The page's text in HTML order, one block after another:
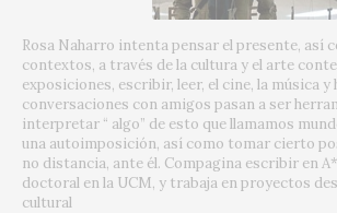
Rosa Naharro intenta pensar el presente, así
contextos, a través de la cultura y el arte
exposiciones, escribir, leer, el cine, la música y
conversaciones con amigos pasan a ser
interpretar “ algo” de esto que llamamos
una autoimposición, así como tomar cierto
no distancia, ante él. Compagina escribir en
doctoral en la UCM, y trabaja en proyectos
cultural